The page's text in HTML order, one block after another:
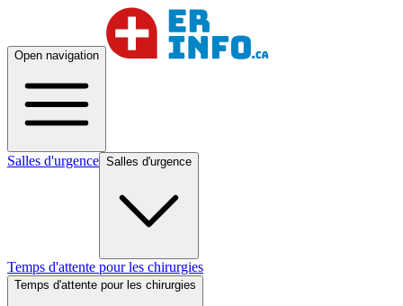
Open navigation
Salles d'urgence Salles d'urgence
Temps d'attente pour les chirurgies
Temps d'attente pour les chirurgies